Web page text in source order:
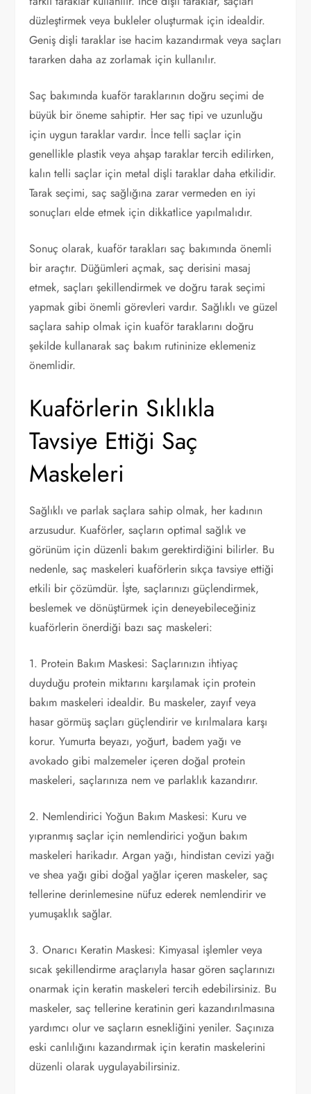
düzleştirmek veya bukleler oluşturmak için idealdir.
Geniş dişli taraklar ise hacim kazandırmak veya saçları
tararken daha az zorlamak için kullanılır.
Saç bakımında kuaför taraklarının doğru seçimi de
büyük bir öneme sahiptir. Her saç tipi ve uzunluğu
için uygun taraklar vardır. İnce telli saçlar için
genellikle plastik veya ahşap taraklar tercih edilirken,
kalın telli saçlar için metal dişli taraklar daha etkilidir.
Tarak seçimi, saç sağlığına zarar vermeden en iyi
sonuçları elde etmek için dikkatlice yapılmalıdır.
Sonuç olarak, kuaför tarakları saç bakımında önemli
bir araçtır. Düğümleri açmak, saç derisini masaj
etmek, saçları şekillendirmek ve doğru tarak seçimi
yapmak gibi önemli görevleri vardır. Sağlıklı ve güzel
saçlara sahip olmak için kuaför taraklarını doğru
şekilde kullanarak saç bakım rutininize eklemeniz
önemlidir.
Kuaförlerin Sıklıkla
Tavsiye Ettiği Saç
Maskeleri
Sağlıklı ve parlak saçlara sahip olmak, her kadının
arzusudur. Kuaförler, saçların optimal sağlık ve
görünüm için düzenli bakım gerektirdiğini bilirler. Bu
nedenle, saç maskeleri kuaförlerin sıkça tavsiye ettiği
etkili bir çözümdür. İşte, saçlarınızı güçlendirmek,
beslemek ve dönüştürmek için deneyebileceğiniz
kuaförlerin önerdiği bazı saç maskeleri:
1. Protein Bakım Maskesi: Saçlarınızın ihtiyaç
duyduğu protein miktarını karşılamak için protein
bakım maskeleri idealdir. Bu maskeler, zayıf veya
hasar görmüş saçları güçlendirir ve kırılmalara karşı
korur. Yumurta beyazı, yoğurt, badem yağı ve
avokado gibi malzemeler içeren doğal protein
maskeleri, saçlarınıza nem ve parlaklık kazandırır.
2. Nemlendirici Yoğun Bakım Maskesi: Kuru ve
yıpranmış saçlar için nemlendirici yoğun bakım
maskeleri harikadır. Argan yağı, hindistan cevizi yağı
ve shea yağı gibi doğal yağlar içeren maskeler, saç
tellerine derinlemesine nüfuz ederek nemlendirir ve
yumuşaklık sağlar.
3. Onarıcı Keratin Maskesi: Kimyasal işlemler veya
sıcak şekillendirme araçlarıyla hasar gören saçlarınızı
onarmak için keratin maskeleri tercih edebilirsiniz. Bu
maskeler, saç tellerine keratinin geri kazandırılmasına
yardımcı olur ve saçların esnekliğini yeniler. Saçınıza
eski canlılığını kazandırmak için keratin maskelerini
düzenli olarak uygulayabilirsiniz.